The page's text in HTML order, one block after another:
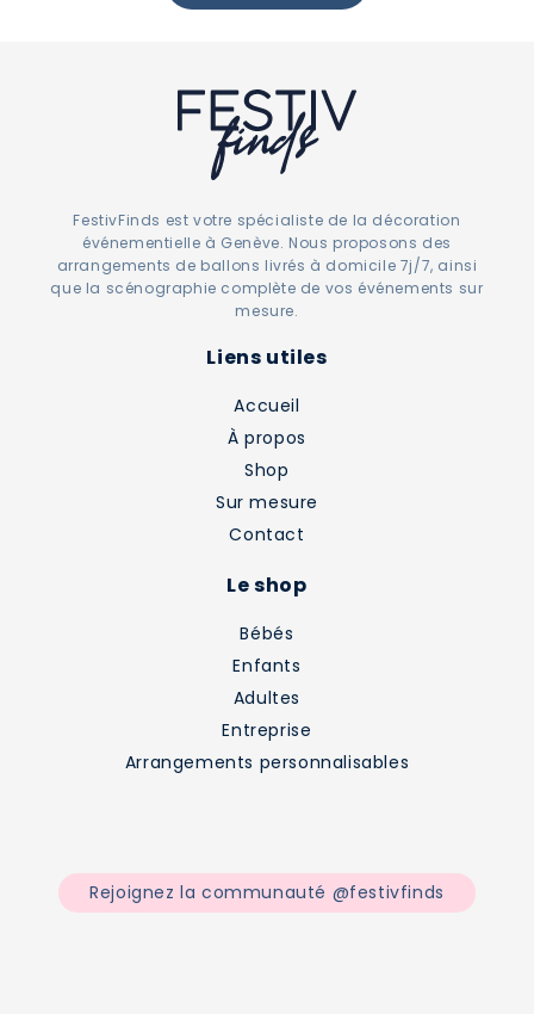
FestivFinds est votre spécialiste de la décoration
événementielle à Genève. Nous proposons des
arrangements de ballons livrés à domicile 7j/7, ainsi
que la scénographie complète de vos événements sur
mesure.
Liens utiles
Accueil
À propos
Shop
Sur mesure
Contact
Le shop
Bébés
Enfants
Adultes
Entreprise
Arrangements personnalisables
Rejoignez la communauté @festivfinds